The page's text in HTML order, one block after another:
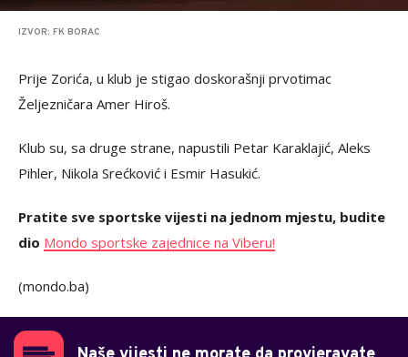
IZVOR: FK BORAC
Prije Zorića, u klub je stigao doskorašnji prvotimac
Željezničara Amer Hiroš.
Klub su, sa druge strane, napustili Petar Karaklajić, Aleks
Pihler, Nikola Srećković i Esmir Hasukić.
Pratite sve sportske vijesti na jednom mjestu, budite
dio Mondo sportske zajednice na Viberu!
(mondo.ba)